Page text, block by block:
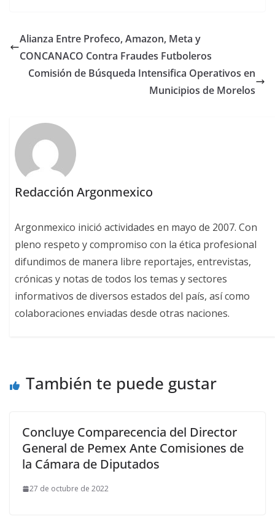
Alianza Entre Profeco, Amazon, Meta y
CONCANACO Contra Fraudes Futboleros
Comisión de Búsqueda Intensifica Operativos en
Municipios de Morelos
Redacción Argonmexico
Argonmexico inició actividades en mayo de 2007. Con
pleno respeto y compromiso con la ética profesional
difundimos de manera libre reportajes, entrevistas,
crónicas y notas de todos los temas y sectores
informativos de diversos estados del país, así como
colaboraciones enviadas desde otras naciones.
También te puede gustar
Concluye Comparecencia del Director
General de Pemex Ante Comisiones de
la Cámara de Diputados
27 de octubre de 2022